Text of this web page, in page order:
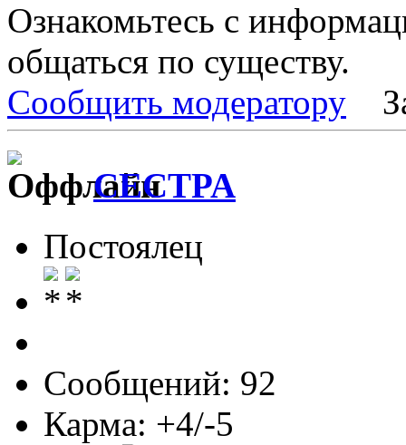
Ознакомьтесь с
общаться по существу.
Сообщить модератору
CECTPA
Постоялец
Сообщений: 92
Карма: +4/-5